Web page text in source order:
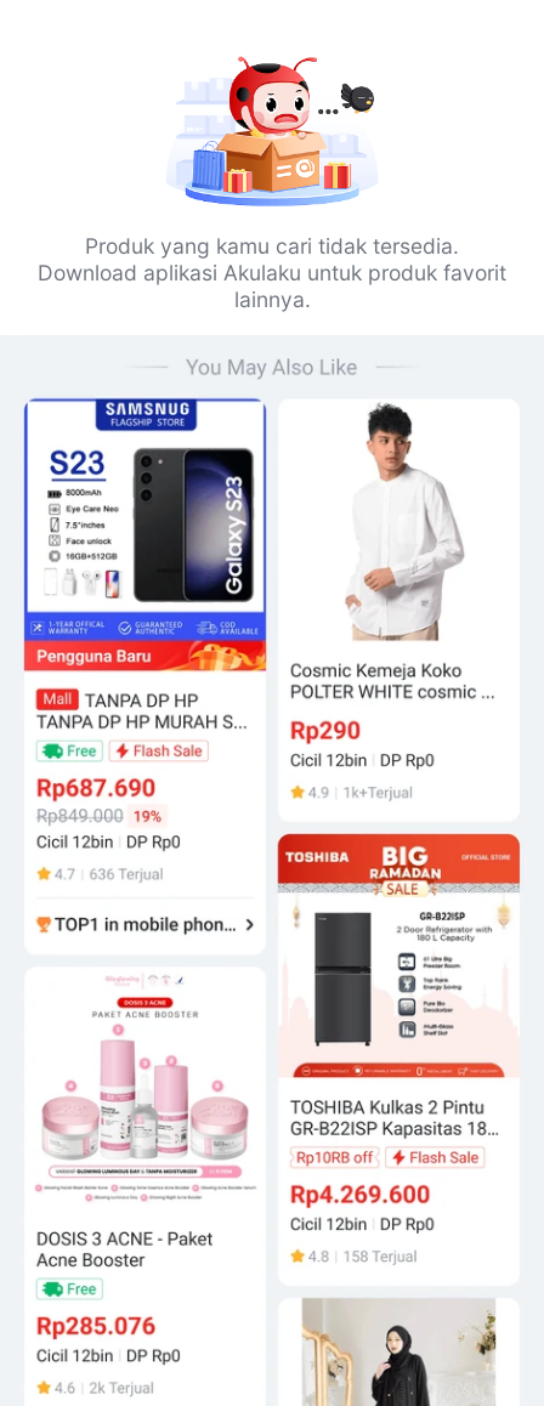
Produk yang kamu cari tidak tersedia.
Download aplikasi Akulaku untuk produk favorit
lainnya.